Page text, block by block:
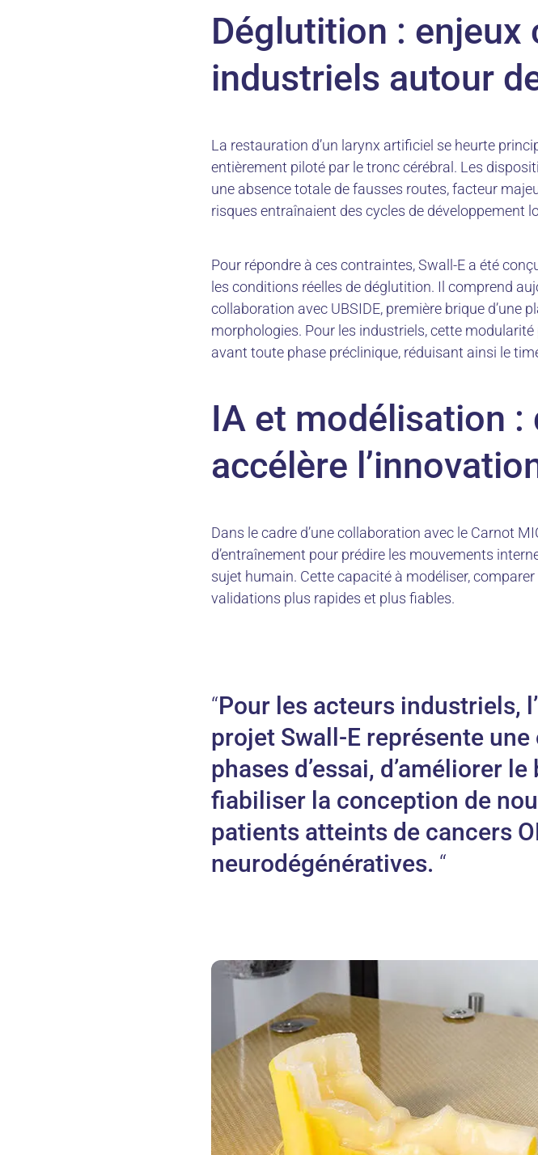
Déglutition : enjeux
industriels autour
La restauration d’un larynx artificiel se heurte
entièrement piloté par le tronc cérébral. Les
une absence totale de fausses routes, facteur
risques entraînaient des cycles de développement
Pour répondre à ces contraintes, Swall-E a été
les conditions réelles de déglutition. Il comprend
collaboration avec UBSIDE, première brique d’une
morphologies. Pour les industriels, cette
avant toute phase préclinique, réduisant ainsi le
IA et modélisation :
accélère
Dans le cadre d’une collaboration avec le Carnot
d’entraînement pour prédire les mouvements
sujet humain. Cette capacité à modéliser,
validations plus rapides et plus fiables.
Pour les acteurs industriels,
projet Swall-E représente
phases d’essai, d’améliorer
fiabiliser la conception de
patients atteints de cancers
neurodégénératives.